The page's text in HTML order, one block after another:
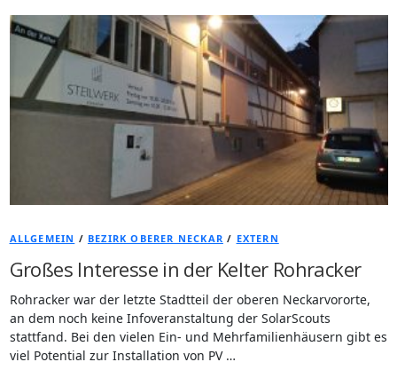
ALLGEMEIN / BEZIRK OBERER NECKAR / EXTERN
Großes Interesse in der Kelter Rohracker
Rohracker war der letzte Stadtteil der oberen Neckarvororte,
an dem noch keine Infoveranstaltung der SolarScouts
stattfand. Bei den vielen Ein- und Mehrfamilienhäusern gibt es
viel Potential zur Installation von PV …